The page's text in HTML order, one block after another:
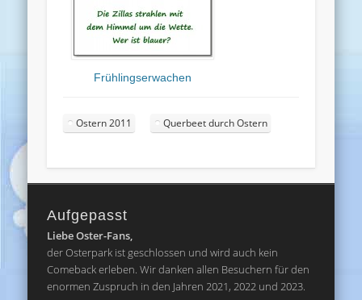
Frühlingserwachen
Ostern 2011 Querbeet durch Ostern
Aufgepasst
Liebe Oster-Fans,
der Osterpark ist geschlossen und wird auch kein
Comeback erleben. Wir danken allen Besuchern für den
enormen Zuspruch in den Jahren 2021, 2022 und 2023.